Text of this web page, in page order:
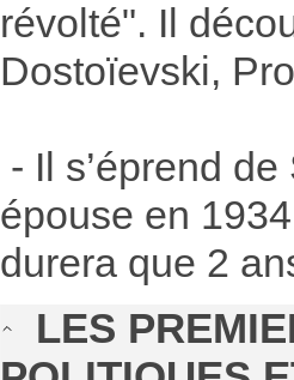
révolté". Il
Dostoïevski,
- Il s’éprend
épouse en
durera que 2
LES